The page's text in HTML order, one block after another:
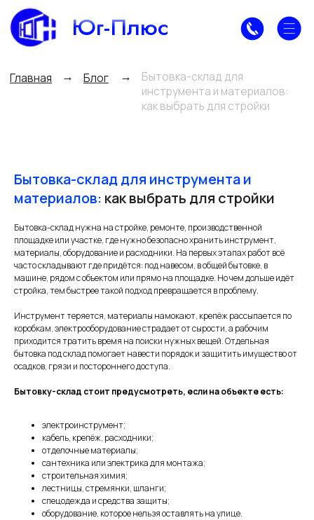
Юг-Плюс
как выбрать для стройки
Бытовка-склад для инструмента и
материалов: как выбрать для стройки
Бытовка-склад нужна на стройке, ремонте, производственной
площадке или участке, где нужно безопасно хранить инструмент,
материалы, оборудование и расходники. На первых этапах работ всё
часто складывают где придётся: под навесом, в общей бытовке, в
машине, рядом с объектом или прямо на площадке. Но чем дольше идёт
стройка, тем быстрее такой подход превращается в проблему.
Инструмент теряется, материалы намокают, крепёж рассыпается по
коробкам, электрооборудование страдает от сырости, а рабочим
приходится тратить время на поиски нужных вещей. Отдельная
бытовка под склад помогает навести порядок и защитить имущество от
осадков, грязи и постороннего доступа.
Бытовку-склад стоит предусмотреть, если на объекте есть:
электроинструмент;
кабель, крепёж, расходники;
отделочные материалы;
сантехника или электрика для монтажа;
строительная химия;
лестницы, стремянки, шланги;
спецодежда и средства защиты;
оборудование, которое нельзя оставлять на улице.